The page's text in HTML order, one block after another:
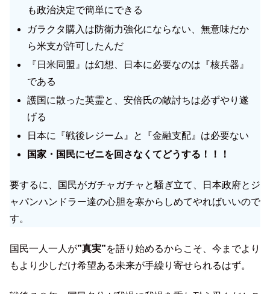
も政治決定で簡単にできる
ガラクタ購入は防衛力強化にならない、無意味だか
ら米支が許可したんだ
『日米同盟』は幻想、日本に必要なのは『核兵器』
である
護国に散った英霊と、安倍氏の敵討ちは必ずやり遂
げる
日本に『戦後レジーム』と『金融支配』は必要ない
国家・国民にゼニを回さなくてどうする！！！
要するに、国民がガチャガチャと騒ぎ立て、日本政府とジ
ャパンハンドラー達の心胆を寒からしめてやればいいので
す。
国民一人一人が”真実”を語り始めるからこそ、今までより
もより少しだけ希望ある未来が手繰り寄せられるはず。